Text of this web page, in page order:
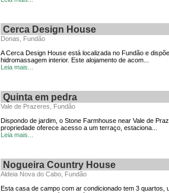
Cerca Design House
Donas, Fundão
A Cerca Design House está localizada no Fundão e
hidromassagem interior. Este alojamento de acom...
Leia mais...
Quinta em pedra
Vale de Prazeres, Fundão
Dispondo de jardim, o Stone Farmhouse near Vale de
propriedade oferece acesso a um terraço, estaciona...
Leia mais...
Nogueira Country House
Aldeia Nova do Cabo, Fundão
Esta casa de campo com ar condicionado tem 3 quartos,